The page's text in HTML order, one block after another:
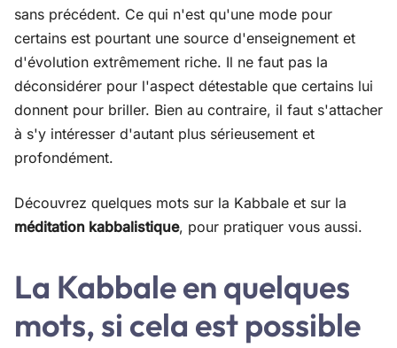
sans précédent. Ce qui n'est qu'une mode pour
certains est pourtant une source d'enseignement et
d'évolution extrêmement riche. Il ne faut pas la
déconsidérer pour l'aspect détestable que certains lui
donnent pour briller. Bien au contraire, il faut s'attacher
à s'y intéresser d'autant plus sérieusement et
profondément.
Découvrez quelques mots sur la Kabbale et sur la
méditation kabbalistique, pour pratiquer vous aussi.
La Kabbale en quelques
mots, si cela est possible